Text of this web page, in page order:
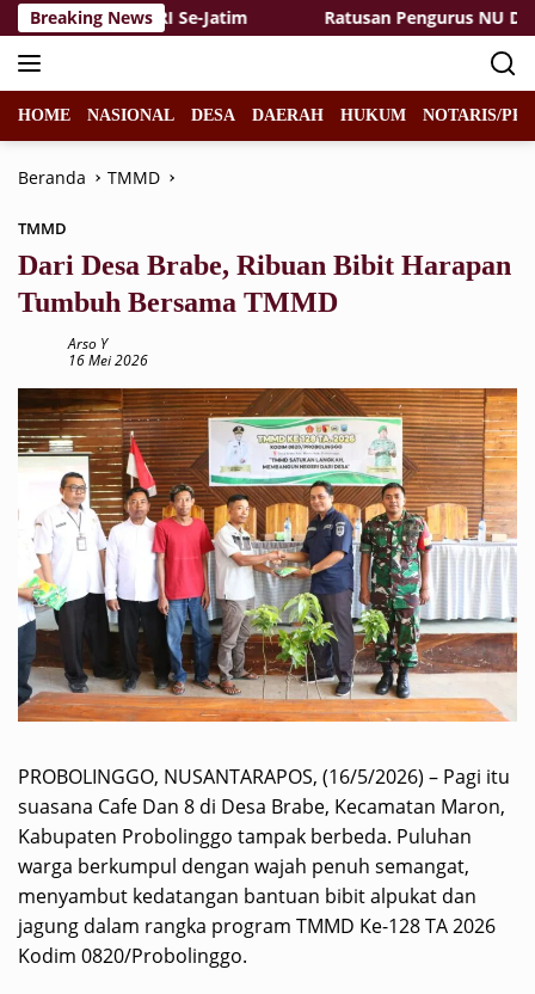
Langsung
ke
konten
Breaking News
Tinggi PGRI Se-Jatim Ratusan Pengurus NU
HOME NASIONAL DESA DAERAH HUKUM NOTARIS/
Beranda TMMD
TMMD
Dari Desa Brabe, Ribuan Bibit Harapan
Tumbuh Bersama TMMD
Arso Y
16 Mei 2026
PROBOLINGGO, NUSANTARAPOS, (16/5/2026) – Pagi itu
suasana Cafe Dan 8 di Desa Brabe, Kecamatan Maron,
Kabupaten Probolinggo tampak berbeda. Puluhan
warga berkumpul dengan wajah penuh semangat,
menyambut kedatangan bantuan bibit alpukat dan
jagung dalam rangka program TMMD Ke-128 TA 2026
Kodim 0820/Probolinggo.